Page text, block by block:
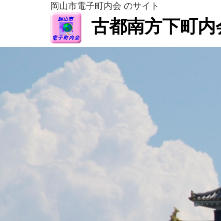
岡山市電子町内会 のサイト
古都南方下町内